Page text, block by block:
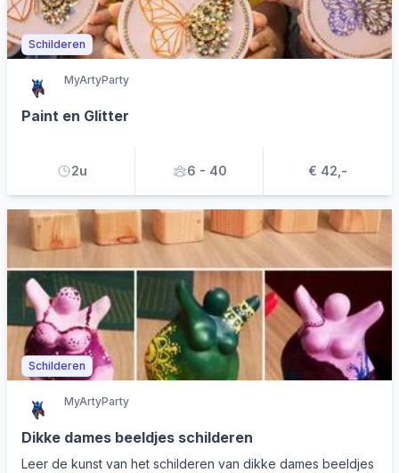
Schilderen
MyArtyParty
Paint en Glitter
2u 6 - 40 € 42,-
Schilderen
MyArtyParty
Dikke dames beeldjes schilderen
Leer de kunst van het schilderen van dikke dames beeldjes